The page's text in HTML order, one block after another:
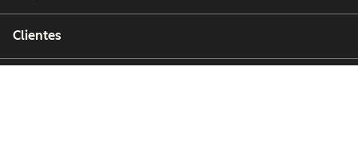
Clientes